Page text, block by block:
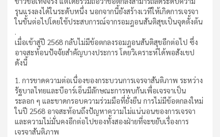
รุนแรงลงได้ในระดับหนึ่ง นอกจากนี้ยังสร้างเวทีให้เกิดการเจรจา
ในขั้นต่อไปโดยใช้ประสบการณ์จากรอมฎอนสันติสุขเป็นจุดตั้งต้น
.
เมื่อเข้าสู่ปี 2568 กลับไม่มีข้อตกลงรอมฎอนสันติสุขอีกต่อไป ซึ่ง
อาจสะท้อนปัจจัยสำคัญบางประการ โดยวิเคราะห์ได้พอสังเขป
ดังนี้
1. การขาดความต่อเนื่องของกระบวนการเจรจาสันติภาพ ระหว่าง
รัฐบาลไทยและบีอาร์เอ็นมีลักษณะการพบกันเพื่อเจรจาเป็น
ระลอก ๆ และขาดกรอบความร่วมมือที่ยั่งยืน การไม่มีข้อตกลงใหม่
ในปี 2568 อาจสะท้อนถึงปัญหาความไม่แน่นอนของการเจรจา
และความไม่มั่นคงอีกต่อไปของทั้งสองฝ่ายที่จะขยับเรื่องการ
เจรจาสันติภาพ